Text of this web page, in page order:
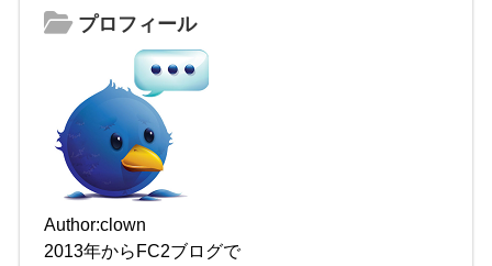
プロフィール
Author:clown
2013年からFC2ブログで